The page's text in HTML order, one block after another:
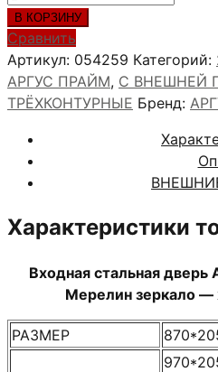
товара
АРГУС
ПРАЙМ
ПРИМА
Мерелин
В КОРЗИНУ
Сравнить
Артикул: 054259 Категорий:
АРГУС ПРАЙМ, С ВНЕШНЕЙ
ТРЁХКОНТУРНЫЕ Бренд:
Характеристики
Входная стальная
Мерелин зеркало —
РАЗМЕР